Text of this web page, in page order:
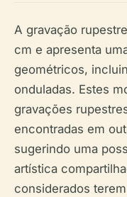
A gravação
cm e apresenta
geométricos,
onduladas. Estes
gravações
encontradas em
sugerindo uma
artística
considerados